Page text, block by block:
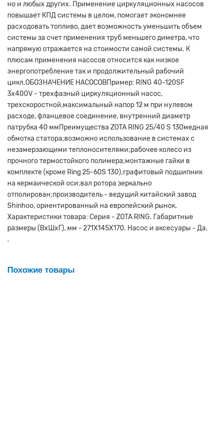
но и любых других. Применение циркуляционных насосов
повышает КПД системы в целом, помогает экономнее
расходовать топливо, дает возможность уменьшить объем
системы за счет применения труб меньшего диметра, что
напрямую отражается на стоимости самой системы. К
плюсам применения насосов относится как низкое
энергопотребление так и продолжительный рабочий
цикл.ОБОЗНАЧЕНИЕ НАСОСОВПример: RING 40-120SF
3x400V - трехфазный циркуляционный насос,
трехскоростной,максимальный напор 12 м при нулевом
расходе, фланцевое соединение, внутренний диаметр
патрубка 40 ммПреимущества ZOTA RING 25/40 S 130медная
обмотка статора;возможно использование в системах с
незамерзающими теплоносителями;рабочее колесо из
прочного термостойкого полимера;монтажные гайки в
комплекте (кроме Ring 25-60S 130);графитовый подшипник
на кермаической оси;вал ротора зеркально
отполирован;производитель - ведущий китайский завод
Shinhoo, ориентированный на европейский рынок.
Характеристики товара: Серия - ZOTA RING. Габаритные
размеры (ВхШхГ), мм - 271X145X170. Насос и аксесуары - Да.
.
Похожие товары